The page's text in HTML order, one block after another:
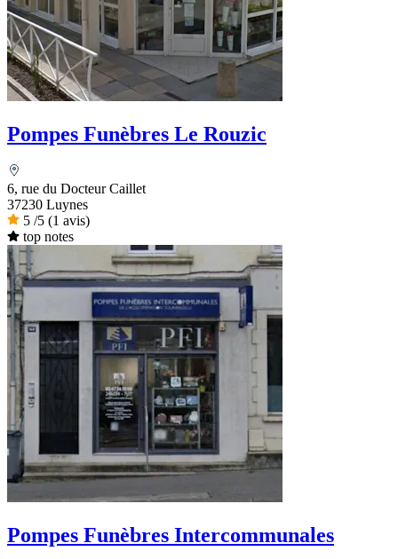
Pompes Funèbres Le Rouzic
6, rue du Docteur Caillet
37230 Luynes
5 /5 (1 avis)
top notes
Pompes Funèbres Intercommunales